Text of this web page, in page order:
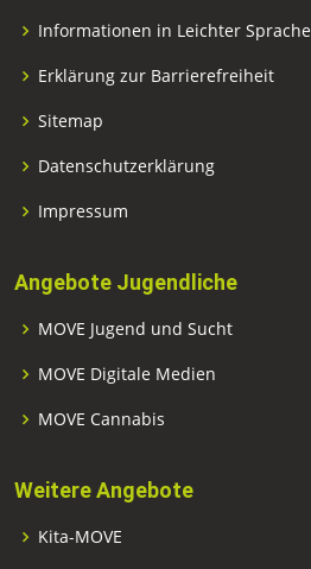
Informationen in Leichter Sprache
Erklärung zur Barrierefreiheit
Sitemap
Datenschutzerklärung
Impressum
Angebote Jugendliche
MOVE Jugend und Sucht
MOVE Digitale Medien
MOVE Cannabis
Weitere Angebote
Kita-MOVE